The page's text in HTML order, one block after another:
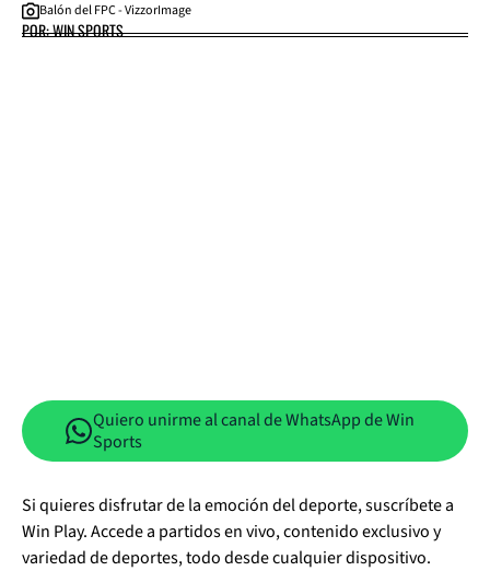
Balón del FPC - VizzorImage
POR: WIN SPORTS
Quiero unirme al canal de WhatsApp de Win
Sports
Si quieres disfrutar de la emoción del deporte, suscríbete a
Win Play. Accede a partidos en vivo, contenido exclusivo y
variedad de deportes, todo desde cualquier dispositivo.